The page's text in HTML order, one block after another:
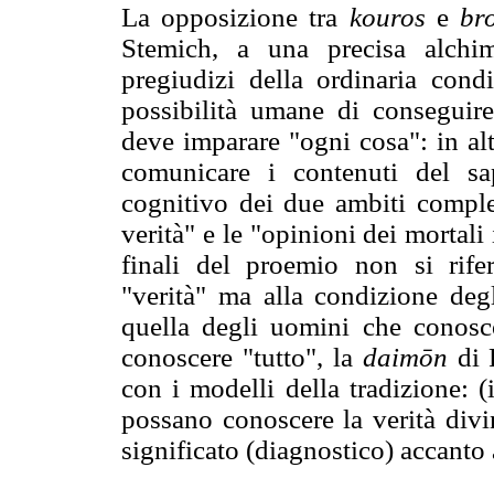
La opposizione tra kouros e
Stemich, a una precisa
pregiudizi della ordinaria
possibilità umane di
deve imparare "ogni cosa": in
comunicare i contenuti del
cognitivo dei due ambiti
verità" e le "opinioni dei
finali del proemio non si
"verità" ma alla condizione
quella degli uomini che
conoscere "tutto", la daimōn di
con i modelli della tradizione:
possano conoscere la verità
significato (diagnostico) accanto